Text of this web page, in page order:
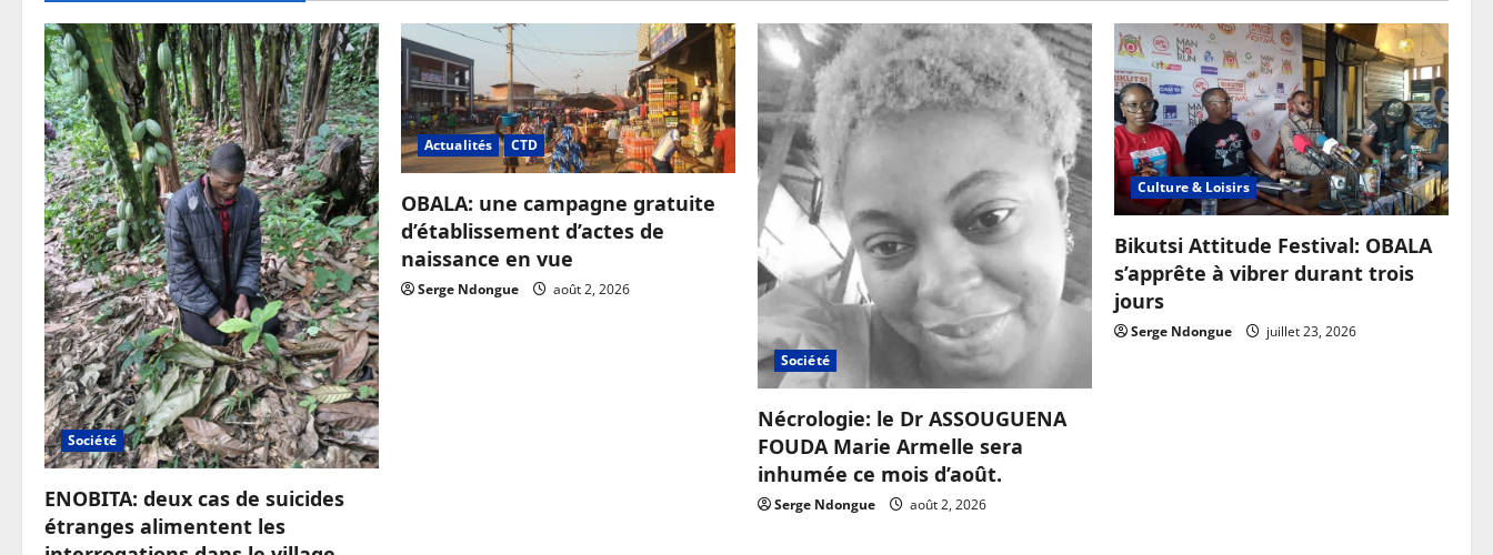
Société
ENOBITA: deux cas de suicides
étranges alimentent les
Actualités CTD
OBALA: une campagne gratuite
d’établissement d’actes de
naissance en vue
Serge Ndongue août 2, 2026
Société
Nécrologie: le Dr ASSOUGUENA
FOUDA Marie Armelle sera
inhumée ce mois d’août.
Serge Ndongue août 2, 2026
Culture & Loisirs
Bikutsi Attitude Festival: OBALA
s’apprête à vibrer durant trois
jours
Serge Ndongue juillet 23, 2026